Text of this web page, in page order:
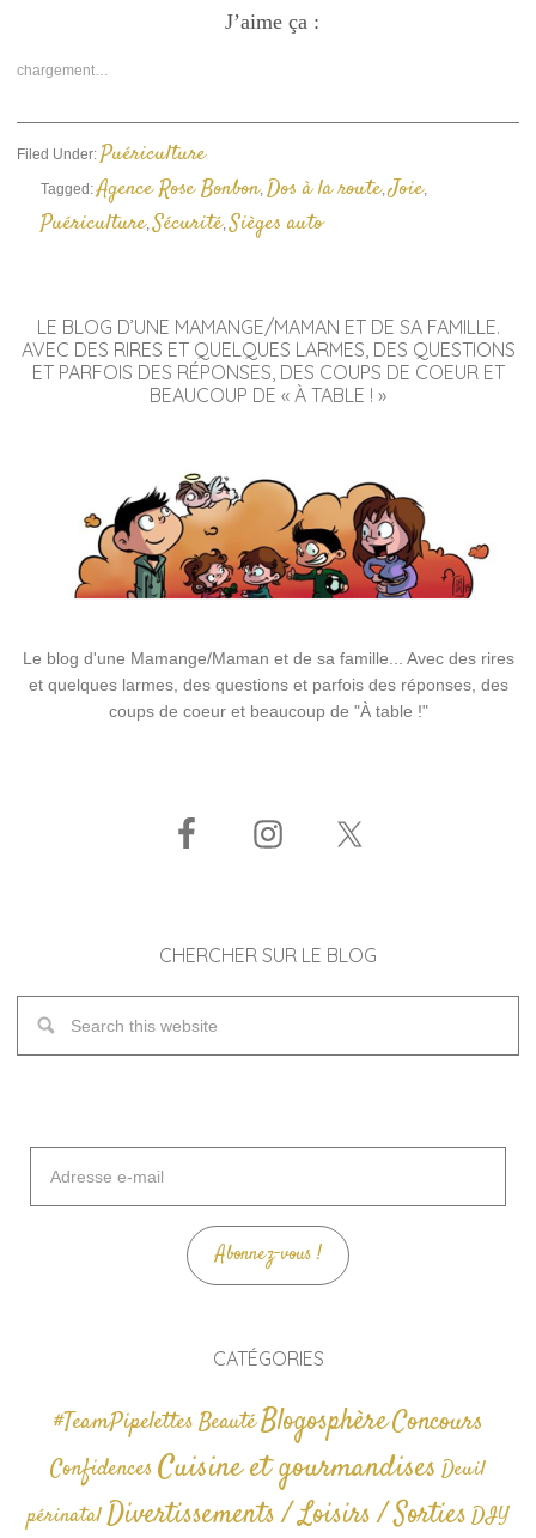
Facebook(ouvre
dans
Twitter(ouvre
dans
dans
fenêtre)
J’aime ça :
chargement…
Filed Under:Puériculture
Tagged:Agence Rose Bonbon, Dos à la route,Joie,
Puériculture,Sécurité,Sièges auto
LE BLOG D’UNE MAMANGE/MAMAN ET DE SA FAMILLE.
AVEC DES RIRES ET QUELQUES LARMES, DES QUESTIONS
ET PARFOIS DES RÉPONSES, DES COUPS DE COEUR ET
BEAUCOUP DE « À TABLE ! »
Le blog d'une Mamange/Maman et de sa famille... Avec des rires
et quelques larmes, des questions et parfois des réponses, des
coups de coeur et beaucoup de "À table !"
CHERCHER SUR LE BLOG
mail
Abonnez-vous !
CATÉGORIES
#TeamPipelettesBeautéBlogosphèreConcours
Confidences Cuisine et gourmandises Deuil
périnatalDivertissements / Loisirs / SortiesDIY